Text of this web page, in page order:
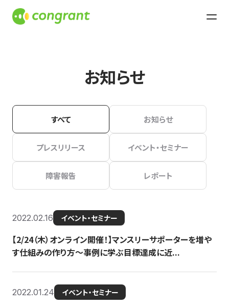
お知らせ
すべて お知らせ
プレスリリース イベント・セミナー
障害報告 レポート
2022.02.16 イベント・セミナー
【2/24（木）オンライン開催！】マンスリーサポーターを増や
す仕組みの作り方〜事例に学ぶ目標達成に近...
2022.01.24 イベント・セミナー